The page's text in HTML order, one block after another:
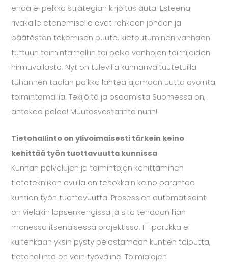
enää ei pelkkä strategian kirjoitus auta. Esteenä
rivakalle etenemiselle ovat rohkean johdon ja
päätösten tekemisen puute, kietoutuminen vanhaan
tuttuun toimintamalliin tai pelko vanhojen toimijoiden
hirmuvallasta. Nyt on tulevilla kunnanvaltuutetuilla
tuhannen taalan paikka lähteä ajamaan uutta avointa
toimintamallia. Tekijöitä ja osaamista Suomessa on,
antakaa palaa! Muutosvastarinta nurin!
Tietohallinto on ylivoimaisesti tärkein keino
kehittää työn tuottavuutta kunnissa
Kunnan palvelujen ja toimintojen kehittäminen
tietotekniikan avulla on tehokkain keino parantaa
kuntien työn tuottavuutta. Prosessien automatisointi
on vieläkin lapsenkengissä ja sitä tehdään liian
monessa itsenäisessä projektissa. IT-porukka ei
kuitenkaan yksin pysty pelastamaan kuntien taloutta,
tietohallinto on vain työväline. Toimialojen